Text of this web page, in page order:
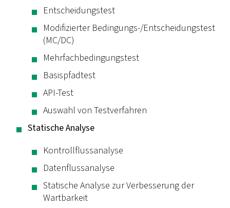
Entscheidungstest
Modifizierter Bedingungs-/Entscheidungstest
(MC/DC)
Mehrfachbedingungstest
Basispfadtest
API-Test
Auswahl von Testverfahren
Statische Analyse
Kontrollflussanalyse
Datenflussanalyse
Statische Analyse zur Verbesserung der
Wartbarkeit